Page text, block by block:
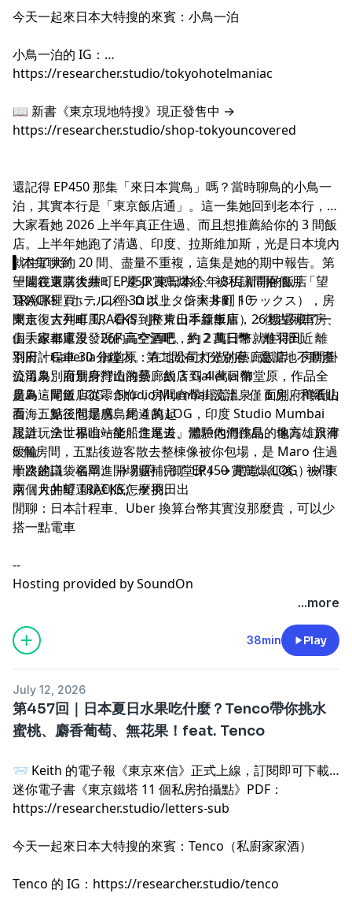
今天一起來日本大特搜的來賓：小鳥一泊
小鳥一泊的 IG：
https://researcher.studio/tokyohotelmaniac
📖 新書《東京現地特搜》現正發售中 →
https://researcher.studio/shop-tokyouncovered
還記得 EP450 那集「來日本賞鳥」嗎？當時聊鳥的小鳥一
泊，其實本行是「東京飯店通」。這一集她回到老本行，帶
大家看她 2026 上半年真正住過、而且想推薦給你的 3 間飯
店。上半年她跑了清邁、印度、拉斯維加斯，光是日本境內
就住了大約 20 間、盡量不重複，這集是她的期中報告。第
一間在東京大井町，是 JR 東日本今年 3 月新開的飯店
TRACKS（ホテルメトロポリタン大井町トラックス），房
間走復古列車風、看得到整片山手線車庫，26 樓還藏了一
個大家都還沒發現的高空酒吧，約 2 萬日幣就住得到、離
羽田計程車 30 分鐘內。第二間在大分別府，是當地不動產
公司為別府量身打造的藝廊飯店 Galleria 御堂原，作品全
是為這間飯店從零創作，房間自帶掛流溫泉、面別府灣看山
看海。第三間是廣島尾道的 LOG，印度 Studio Mumbai
設計、全世界唯一能「住進去」體驗他們作品的地方，只有
6 個房間，五點後遊客散去整棟像被你包場，是 Maro 住過
十次的口袋名單。開場還補完了 EP450 賞鳥爆紅後、被問
兩個月的望遠鏡到底怎麼挑。
▍本集聊到
望遠鏡選購後續：EP450 賞鳥爆紅、被私訊問兩個月「望
遠鏡哪裡買」，口徑 30 以上、倍率 8 到 10
東京・大井町 TRACKS（JR 東日本新飯店）：復古列車房、
山手線車庫景、26F 高空酒吧、約 2 萬日幣、離羽田近
別府・Galleria 御堂原：在地公司打造的藝廊飯店、房間掛
流溫泉、面別府灣山海景、約 3 到 4 萬日幣
廣島・尾道 LOG：Studio Mumbai 設計、僅 6 房、和紙貼
面、五點後包場感、約 4 萬起
尾道玩法：福山站坐船進尾道、瀨戶內海跳島、像高雄旗津
渡輪
順路建議：福岡進 → 別府（御堂原）→ 尾道（LOG）→ 東
京（大井町 TRACKS）→ 羽田出
閒聊：日本計程車、Uber 換算台幣其實沒那麼貴，可以少
搭一點電車
--
Hosting provided bySoundOn
...more
38min Play
July 12, 2026
第457回｜日本夏日水果吃什麼？Tenco帶你挑水
蜜桃、麝香葡萄、無花果！feat. Tenco
📨 Keith 的電子報《東京來信》正式上線，訂閱即可下載
迷你電子書《東京鐵塔 11 個私房拍攝點》PDF：
https://researcher.studio/letters-sub
.
今天一起來日本大特搜的來賓：Tenco（私廚家家酒）
Tenco 的 IG： https://researcher.studio/tenco